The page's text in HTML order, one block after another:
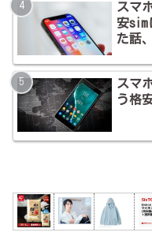
スマ
安sim
た話
スマ
う格